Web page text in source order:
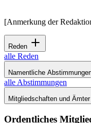
[Anmerkung der
Reden
alle Reden
Namentliche
alle Abstimmungen
Mitgliedschaften und
Ordentliches